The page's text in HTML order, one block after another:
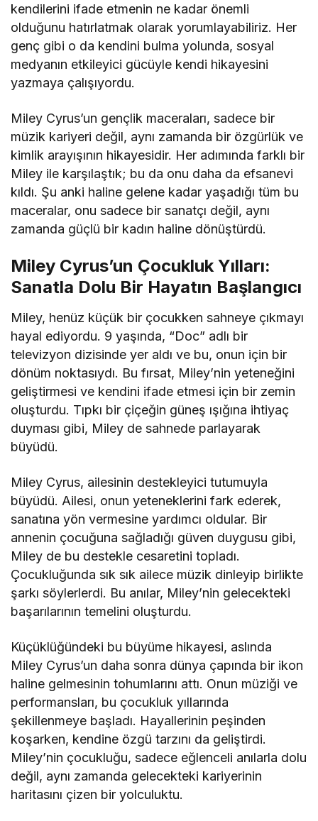
kendilerini ifade etmenin ne kadar önemli
olduğunu hatırlatmak olarak yorumlayabiliriz. Her
genç gibi o da kendini bulma yolunda, sosyal
medyanın etkileyici gücüyle kendi hikayesini
yazmaya çalışıyordu.
Miley Cyrus’un gençlik maceraları, sadece bir
müzik kariyeri değil, aynı zamanda bir özgürlük ve
kimlik arayışının hikayesidir. Her adımında farklı bir
Miley ile karşılaştık; bu da onu daha da efsanevi
kıldı. Şu anki haline gelene kadar yaşadığı tüm bu
maceralar, onu sadece bir sanatçı değil, aynı
zamanda güçlü bir kadın haline dönüştürdü.
Miley Cyrus’un Çocukluk Yılları:
Sanatla Dolu Bir Hayatın Başlangıcı
Miley, henüz küçük bir çocukken sahneye çıkmayı
hayal ediyordu. 9 yaşında, “Doc” adlı bir
televizyon dizisinde yer aldı ve bu, onun için bir
dönüm noktasıydı. Bu fırsat, Miley’nin yeteneğini
geliştirmesi ve kendini ifade etmesi için bir zemin
oluşturdu. Tıpkı bir çiçeğin güneş ışığına ihtiyaç
duyması gibi, Miley de sahnede parlayarak
büyüdü.
Miley Cyrus, ailesinin destekleyici tutumuyla
büyüdü. Ailesi, onun yeteneklerini fark ederek,
sanatına yön vermesine yardımcı oldular. Bir
annenin çocuğuna sağladığı güven duygusu gibi,
Miley de bu destekle cesaretini topladı.
Çocukluğunda sık sık ailece müzik dinleyip birlikte
şarkı söylerlerdi. Bu anılar, Miley’nin gelecekteki
başarılarının temelini oluşturdu.
Küçüklüğündeki bu büyüme hikayesi, aslında
Miley Cyrus’un daha sonra dünya çapında bir ikon
haline gelmesinin tohumlarını attı. Onun müziği ve
performansları, bu çocukluk yıllarında
şekillenmeye başladı. Hayallerinin peşinden
koşarken, kendine özgü tarzını da geliştirdi.
Miley’nin çocukluğu, sadece eğlenceli anılarla dolu
değil, aynı zamanda gelecekteki kariyerinin
haritasını çizen bir yolculuktu.